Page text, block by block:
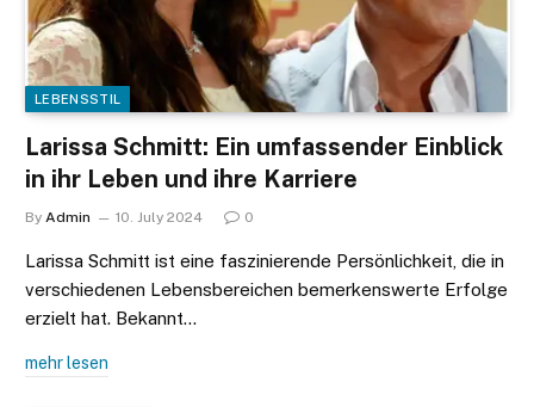
LEBENSSTIL
Larissa Schmitt: Ein umfassender Einblick
in ihr Leben und ihre Karriere
By Admin 10. July 2024 0
Larissa Schmitt ist eine faszinierende Persönlichkeit, die in
verschiedenen Lebensbereichen bemerkenswerte Erfolge
erzielt hat. Bekannt…
mehr lesen